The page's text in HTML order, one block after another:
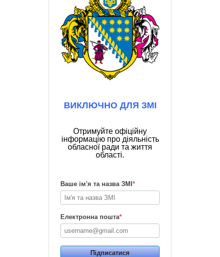
ВИКЛЮЧНО ДЛЯ ЗМІ
Отримуйте офіційну
інформацію про діяльність
обласної ради та життя
області.
Ваше ім'я та назва ЗМІ *
Електронна пошта*
Підписатися